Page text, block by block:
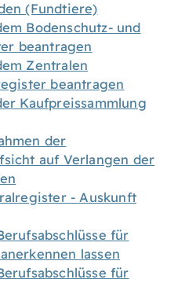
(Fundtiere)
Bodenschutz- und
beantragen
Zentralen
beantragen
Kaufpreissammlung
der
auf Verlangen der
- Auskunft
für
lassen
für